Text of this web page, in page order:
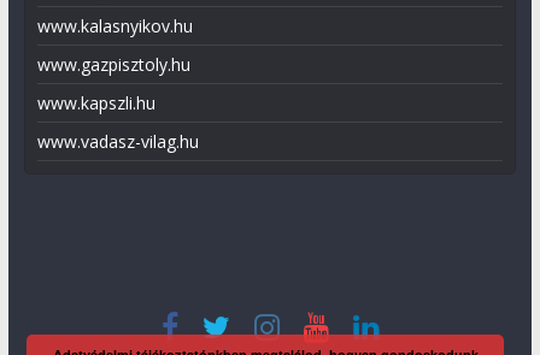
www.kalasnyikov.hu
www.gazpisztoly.hu
www.kapszli.hu
www.vadasz-vilag.hu